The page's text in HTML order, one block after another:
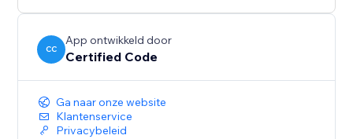
CC
App ontwikkeld door
Certified Code
Ga naar onze website
Klantenservice
Privacybeleid